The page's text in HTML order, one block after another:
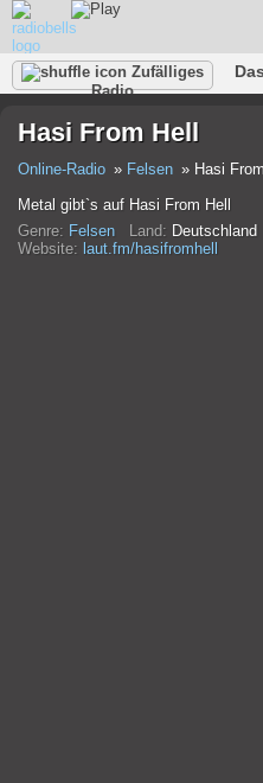
Zufälliges
Radio
Rap
Trans Falk
Hasi From Hell
Online-Radio Felsen
Hasi
Metal gibt`s auf Hasi From Hell
Genre: Felsen Land: Deutschland
Website: laut.fm/hasifromhell